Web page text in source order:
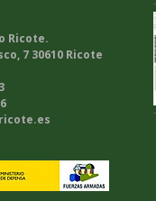
Ricote.
7 30610 Ricote